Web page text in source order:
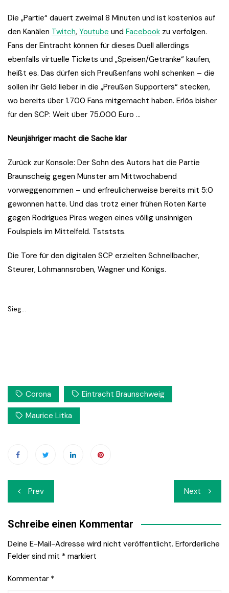
Die „Partie“ dauert zweimal 8 Minuten und ist kostenlos auf
den Kanälen Twitch, Youtube und Facebook zu verfolgen.
Fans der Eintracht können für dieses Duell allerdings
ebenfalls virtuelle Tickets und „Speisen/Getränke“ kaufen,
heißt es. Das dürfen sich Preußenfans wohl schenken – die
sollen ihr Geld lieber in die „Preußen Supporters“ stecken,
wo bereits über 1.700 Fans mitgemacht haben. Erlös bisher
für den SCP: Weit über 75.000 Euro …
Neunjähriger macht die Sache klar
Zurück zur Konsole: Der Sohn des Autors hat die Partie
Braunscheig gegen Münster am Mittwochabend
vorweggenommen – und erfreulicherweise bereits mit 5:0
gewonnen hatte. Und das trotz einer frühen Roten Karte
gegen Rodrigues Pires wegen eines völlig unsinnigen
Foulspiels im Mittelfeld. Tstststs.
Die Tore für den digitalen SCP erzielten Schnellbacher,
Steurer, Löhmannsröben, Wagner und Königs.
Sieg…
Corona Eintracht Braunschweig
Maurice Litka
Beitrags-
Navigation
Prev Next
Schreibe einen Kommentar
Deine E-Mail-Adresse wird nicht veröffentlicht. Erforderliche
Felder sind mit * markiert
Kommentar *